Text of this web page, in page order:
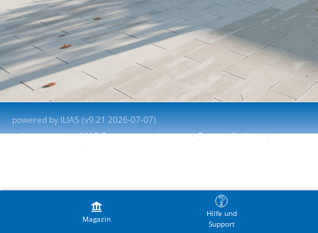
Magazin
Hilfe und
Support
powered by ILIAS (v9.21 2026-07-07)
Impressum
ILIAS-Support kontaktieren
Barrierefreiheit